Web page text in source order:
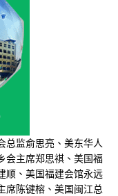
总监俞思亮、美东华人
会主席郑思祺、美国福
顺、美国福建会馆永远
席陈键榕、美国闽江总